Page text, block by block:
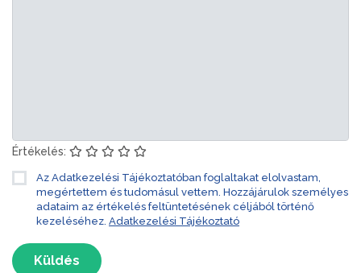
Értékelés:
Az Adatkezelési Tájékoztatóban foglaltakat elolvastam,
megértettem és tudomásul vettem. Hozzájárulok személyes
adataim az értékelés feltüntetésének céljából történő
kezeléséhez. Adatkezelési Tájékoztató
Küldés